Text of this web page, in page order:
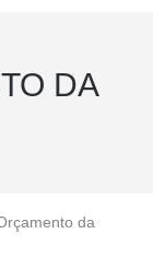
DA
da